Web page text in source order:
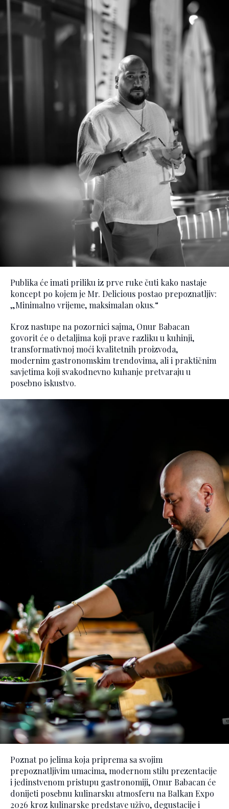
Publika će imati priliku iz prve ruke čuti kako nastaje
koncept po kojem je Mr. Delicious postao prepoznatljiv:
„Minimalno vrijeme, maksimalan okus.“
Kroz nastupe na pozornici sajma, Onur Babacan
govorit će o detaljima koji prave razliku u kuhinji,
transformativnoj moći kvalitetnih proizvoda,
modernim gastronomskim trendovima, ali i praktičnim
savjetima koji svakodnevno kuhanje pretvaraju u
posebno iskustvo.
Poznat po jelima koja priprema sa svojim
prepoznatljivim umacima, modernom stilu prezentacije
i jedinstvenom pristupu gastronomiji, Onur Babacan će
donijeti posebnu kulinarsku atmosferu na Balkan Expo
2026 kroz kulinarske predstave uživo, degustacije i